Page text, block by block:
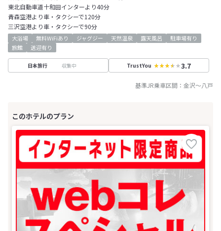
東北自動車道十和田インターより40分
青森空港より車・タクシーで120分
三沢空港より車・タクシーで90分
大浴場 無料WiFiあり ジャグジー 天然温泉 露天風呂
駐車場有り
旅館
送迎有り
日本旅行 収集中 TrustYou 3.7
基準JR乗車区間： 金沢～八戸